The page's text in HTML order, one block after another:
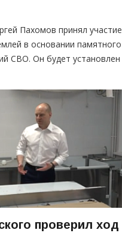
Пахомов принял участие
в основании памятного
СВО. Он будет установлен
проверил ход